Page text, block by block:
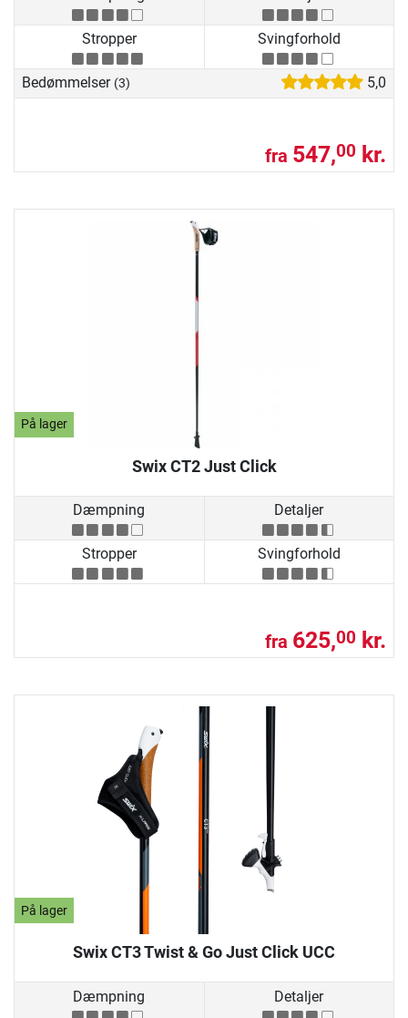
Stropper Svingforhold
Bedømmelser (3) 5,0
fra 547,00 kr.
På lager
Swix CT2 Just Click
Dæmpning Detaljer
Stropper Svingforhold
fra 625,00 kr.
På lager
Swix CT3 Twist & Go Just Click UCC
Dæmpning Detaljer